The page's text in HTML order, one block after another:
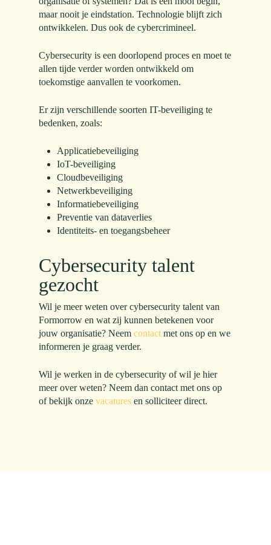
maar nooit je eindstation. Technologie blijft zich
ontwikkelen. Dus ook de cybercrimineel.
Cybersecurity is een doorlopend proces en moet te
allen tijde verder worden ontwikkeld om
toekomstige aanvallen te voorkomen.
Er zijn verschillende soorten IT-beveiliging te
bedenken, zoals:
Applicatiebeveiliging
IoT-beveiliging
Cloudbeveiliging
Netwerkbeveiliging
Informatiebeveiliging
Preventie van dataverlies
Identiteits- en toegangsbeheer
Cybersecurity talent
gezocht
Wil je meer weten over cybersecurity talent van
Formorrow en wat zij kunnen betekenen voor
jouw organisatie? Neemcontact met ons op en we
informeren je graag verder.
Wil je werken in de cybersecurity of wil je hier
meer over weten? Neem dan contact met ons op
of bekijk onzevacatures en solliciteer direct.